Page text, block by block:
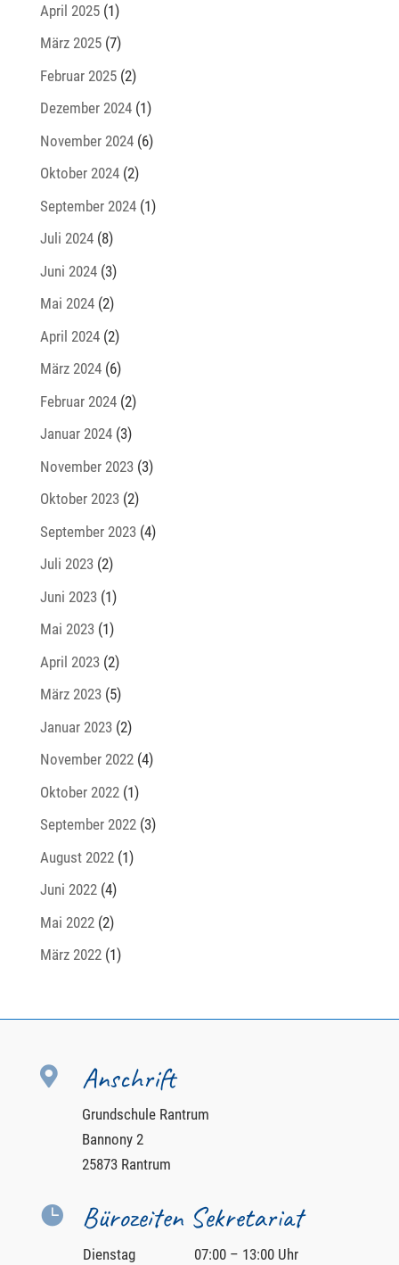
April 2025(1)
März 2025(7)
Februar 2025(2)
Dezember 2024(1)
November 2024(6)
Oktober 2024(2)
September 2024(1)
Juli 2024(8)
Juni 2024(3)
Mai 2024(2)
April 2024(2)
März 2024(6)
Februar 2024(2)
Januar 2024(3)
November 2023(3)
Oktober 2023(2)
September 2023(4)
Juli 2023(2)
Juni 2023(1)
Mai 2023(1)
April 2023(2)
März 2023(5)
Januar 2023(2)
November 2022(4)
Oktober 2022(1)
September 2022(3)
August 2022(1)
Juni 2022(4)
Mai 2022(2)
März 2022(1)
 Anschrift
Grundschule Rantrum
Bannony 2
25873 Rantrum
 Bürozeiten Sekretariat
Dienstag 07:00 – 13:00 Uhr